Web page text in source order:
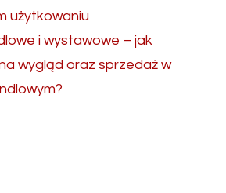
użytkowaniu
i wystawowe – jak
wygląd oraz sprzedaż w